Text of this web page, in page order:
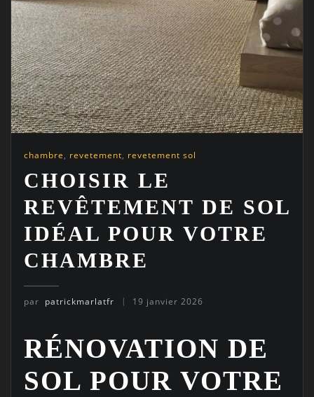
chambre, revetement, revetement sol
CHOISIR LE
REVÊTEMENT DE SOL
IDÉAL POUR VOTRE
CHAMBRE
par patrickmarlatfr 19 janvier 2026
RÉNOVATION DE
SOL POUR VOTRE